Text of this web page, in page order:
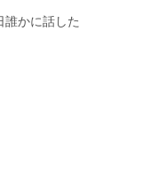
誰かに話した